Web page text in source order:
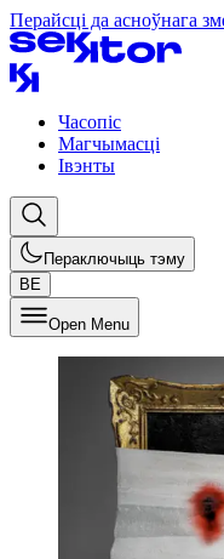
Перайсці да асноўнага
Часопіс
Магчымасці
Івэнты
Пераключыць тэму
BE
Open Menu